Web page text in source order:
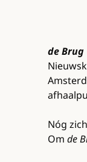
de Brug
Nóg
Om de